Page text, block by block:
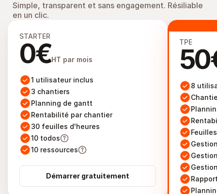
Un tarif adapté aux
entreprises de carrelage
Simple, transparent et sans engagement. Résiliable
en un clic.
STARTER
0€HT par mois
1 utilisateur inclus
3 chantiers
Planning de gantt
Rentabilité par chantier
30 feuilles d'heures
10 todos
10 ressources
Démarrer gratuitement
TPE
8